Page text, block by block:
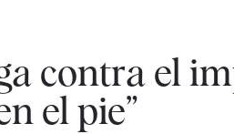
contra el
el pie”